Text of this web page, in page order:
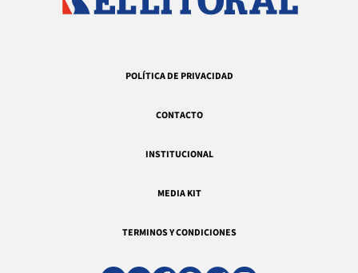
POLÍTICA DE PRIVACIDAD
CONTACTO
INSTITUCIONAL
MEDIA KIT
TERMINOS Y CONDICIONES